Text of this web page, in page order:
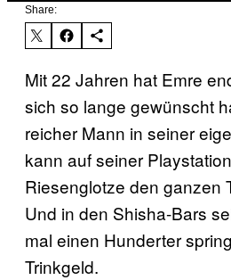
Share:
Mit 22 Jahren hat Emre
sich so lange gewünscht
reicher Mann in seiner
kann auf seiner
Riesenglotze den ganzen
Und in den Shisha-Bars
mal einen Hunderter
Trinkgeld.